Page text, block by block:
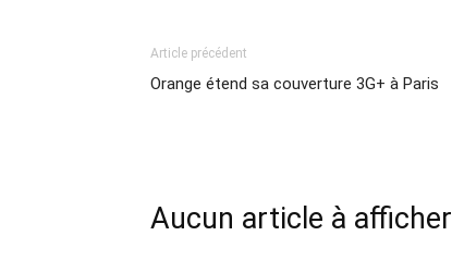
Article précédent
Orange étend sa couverture 3G+ à Paris
Aucun article à afficher